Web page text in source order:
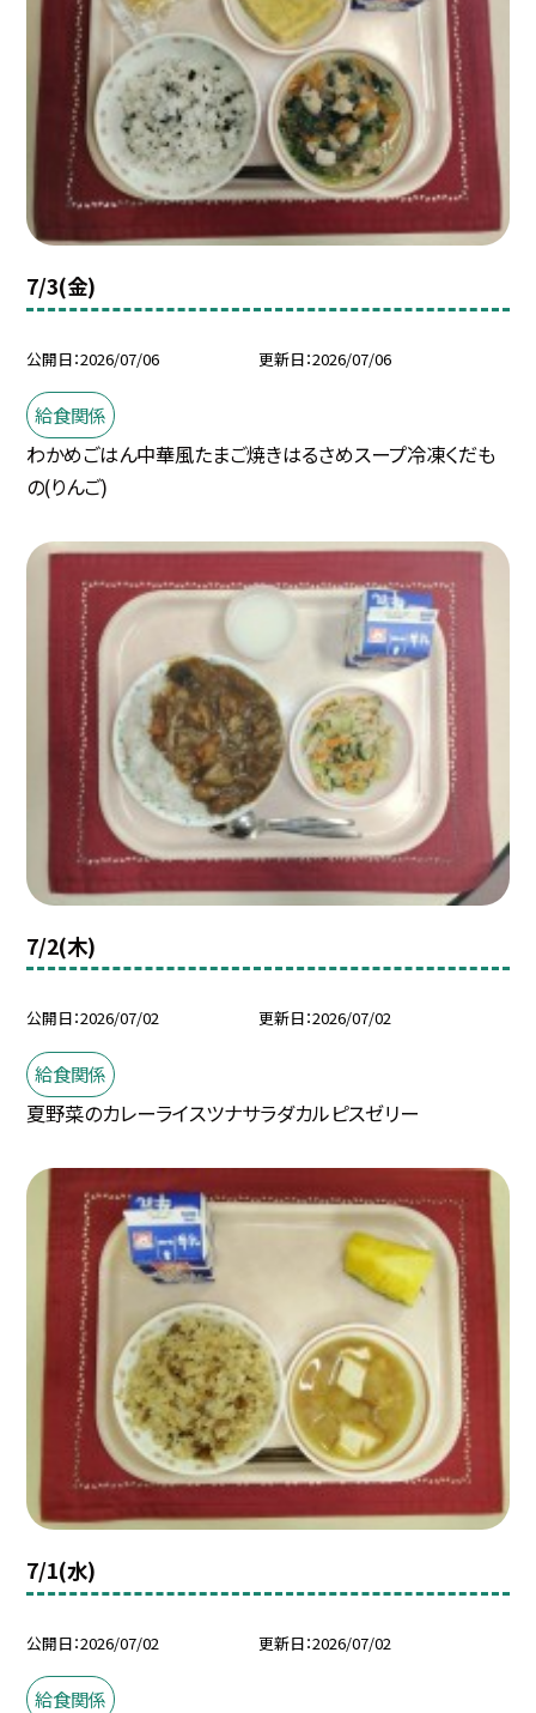
7/3(金)
公開日 2026/07/06 更新日 2026/07/06
給食関係
わかめごはん中華風たまご焼きはるさめスープ冷凍くだも
の(りんご)
7/2(木)
公開日 2026/07/02 更新日 2026/07/02
給食関係
夏野菜のカレーライスツナサラダカルピスゼリー
7/1(水)
公開日 2026/07/02 更新日 2026/07/02
給食関係